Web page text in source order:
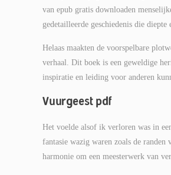
van epub gratis downloaden
gedetailleerde geschiedenis die
Helaas maakten de voorspelbare
verhaal. Dit boek is een geweldige
inspiratie en leiding voor anderen
Vuurgeest pdf
Het voelde alsof ik verloren was in
fantasie wazig waren zoals de
harmonie om een meesterwerk van